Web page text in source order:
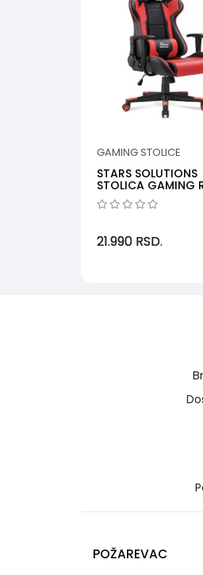
GAMING STOLICE
STARS SOLUTIONS
STOLICA GAMING
90041 BLACK RED
21.990 RSD.
POŽAREVAC